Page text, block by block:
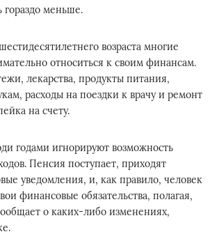
гораздо меньше.
возраста многие
относиться к своим финансам.
лекарства, продукты питания,
расходы на поездки к врачу и ремонт
на счету.
годами игнорируют возможность
Пенсия поступает, приходят
уведомления, и, как правило, человек
финансовые обязательства, полагая,
о каких-либо изменениях,